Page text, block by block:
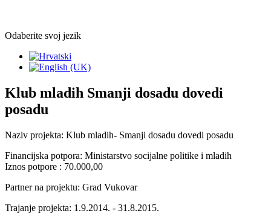
Odaberite svoj jezik
Klub mladih Smanji dosadu dovedi
posadu
Naziv projekta: Klub mladih- Smanji dosadu dovedi posadu
Financijska potpora: Ministarstvo socijalne politike i mladih
Iznos potpore : 70.000,00
Partner na projektu: Grad Vukovar
Trajanje projekta: 1.9.2014. - 31.8.2015.